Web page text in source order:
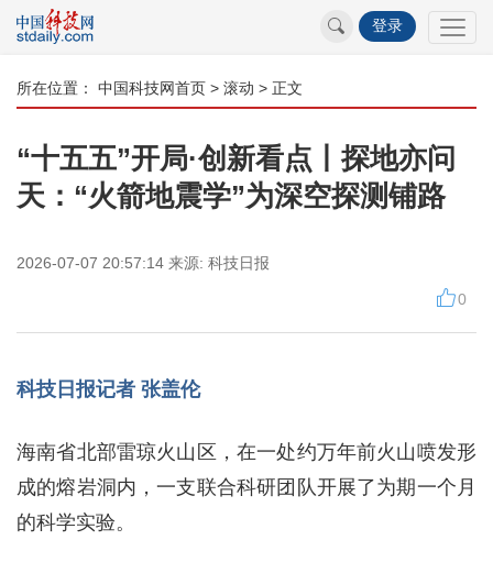
登录
所在位置： 中国科技网首页 > 滚动 > 正文
“十五五”开局·创新看点丨探地亦问
天：“火箭地震学”为深空探测铺路
2026-07-07 20:57:14 来源: 科技日报
0
科技日报记者 张盖伦
海南省北部雷琼火山区，在一处约万年前火山喷发形
成的熔岩洞内，一支联合科研团队开展了为期一个月
的科学实验。